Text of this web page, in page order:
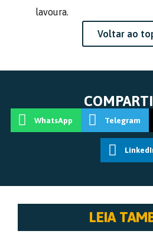
lavoura.
Voltar ao
WhatsApp Telegram
LEIA